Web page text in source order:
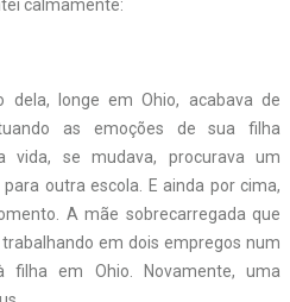
calmamente:
dela, longe em Ohio, acabava de
as emoções de sua filha
vida, se mudava, procurava um
outra escola. E ainda por cima,
A mãe sobrecarregada que
em dois empregos num
filha em Ohio. Novamente, uma